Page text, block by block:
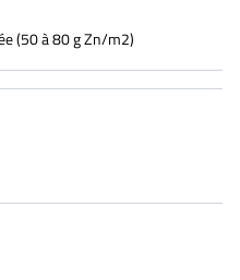
(50 à 80 g Zn/m2)